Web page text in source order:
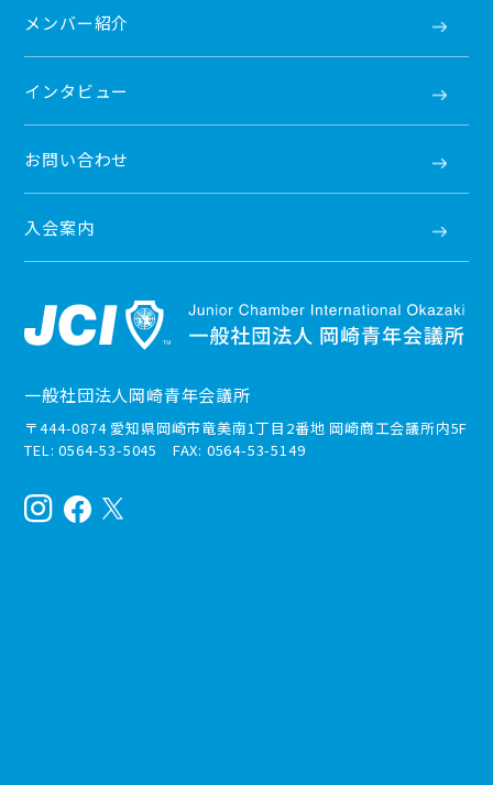
メンバー紹介
インタビュー
お問い合わせ
入会案内
一般社団法人岡崎青年会議所
〒444-0874 愛知県岡崎市竜美南1丁目2番地 岡崎商工会議所内5F
TEL: 0564-53-5045 FAX: 0564-53-5149